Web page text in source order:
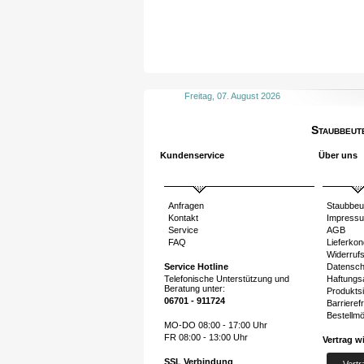
Freitag, 07. August 2026
Kundenservice
Anfragen
Kontakt
Service
FAQ
Service Hotline
Telefonische Unterstützung und
Beratung unter:
06701 - 911724
MO-DO 08:00 - 17:00 Uhr
FR 08:00 - 13:00 Uhr
SSL Verbindung
Über uns
AGB
Vertrag